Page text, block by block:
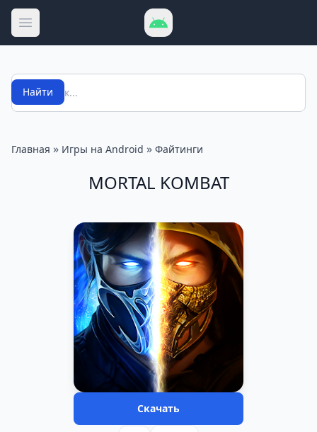
Открыть меню
Поиск
Найти
Главная » Игры на Android » Файтинги
MORTAL KOMBAT
Скачать